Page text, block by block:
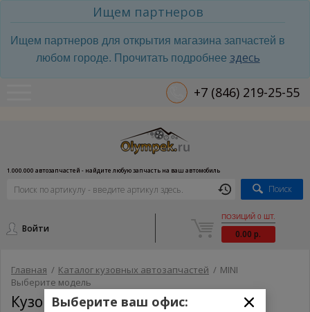
Ищем партнеров
Ищем партнеров для открытия магазина запчастей в
любом городе. Прочитать подробнее здесь
+7 (846) 219-25-55
1.000.000 автозапчастей - найдите любую запчасть на ваш автомобиль
Поиск
Войти
ПОЗИЦИЙ 0 ШТ.
0.00 р.
Главная / Каталог кузовных автозапчастей / MINI
Выберите модель
Кузовные запчасти MINI
Выберите ваш офис: